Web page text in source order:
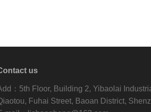
us
：5th Floor, Building 2, Yibaolai
Fuhai Street, Baoan District,